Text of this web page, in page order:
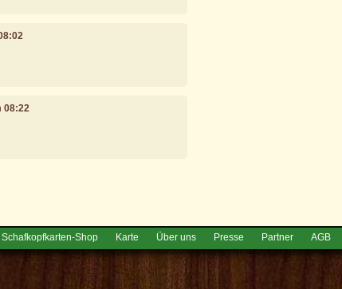
08:22
Schafkopfkarten-Shop Karte Über uns Presse Partner AGB